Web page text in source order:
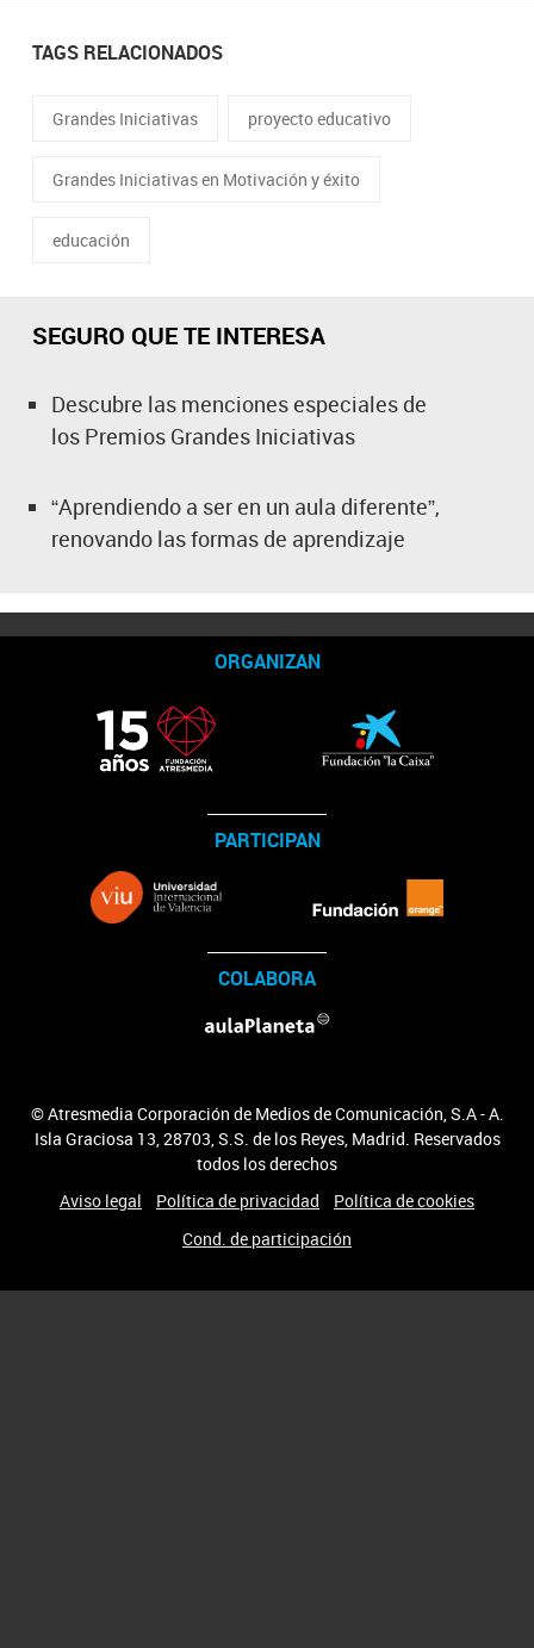
TAGS RELACIONADOS
Grandes Iniciativas proyecto educativo
Grandes Iniciativas en Motivación y éxito
educación
SEGURO QUE TE INTERESA
Descubre las menciones especiales de
los Premios Grandes Iniciativas
“Aprendiendo a ser en un aula diferente”,
renovando las formas de aprendizaje
ORGANIZAN
PARTICIPAN
COLABORA
© Atresmedia Corporación de Medios de Comunicación, S.A - A.
Isla Graciosa 13, 28703, S.S. de los Reyes, Madrid. Reservados
todos los derechos
Aviso legal
Política de privacidad
Política de cookies
Cond. de participación